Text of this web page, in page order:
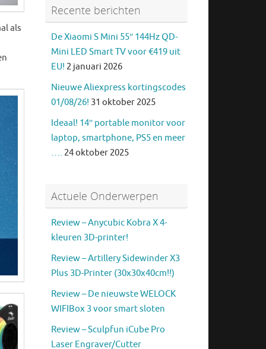
als
Recente berichten
De Xiaomi S Mini 55″ 144Hz QD-
Mini LED Smart TV voor €419 uit
EU! 2 januari 2026
Nieuwe Aliexpress kortingscodes
01/08/26! 31 oktober 2025
Ideaal! 14″ portable monitor voor
laptop, smartphone, PS5 en meer
…. 24 oktober 2025
Actuele Onderwerpen
Review – Anycubic Kobra X 4-
kleuren 3D-printer!
Review – Artillery Sidewinder X3
Plus 3D-Printer (30x30x40cm!!)
Review – De nieuwste WELOCK
WIFIBox 3 voor smart sloten
Review – Sculpfun iCube Pro
Laser Engraver/Cutter